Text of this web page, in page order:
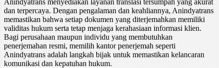
dan terpercaya. Dengan pengalaman dan keahliannya, Anindyatrans
memastikan bahwa setiap dokumen yang diterjemahkan memiliki
validitas hukum serta tetap menjaga kerahasiaan informasi klien.
Bagi perusahaan maupun individu yang membutuhkan
penerjemahan resmi, memilih kantor penerjemah seperti
Anindyatrans adalah langkah bijak untuk memastikan kelancaran
komunikasi dan kepatuhan hukum.